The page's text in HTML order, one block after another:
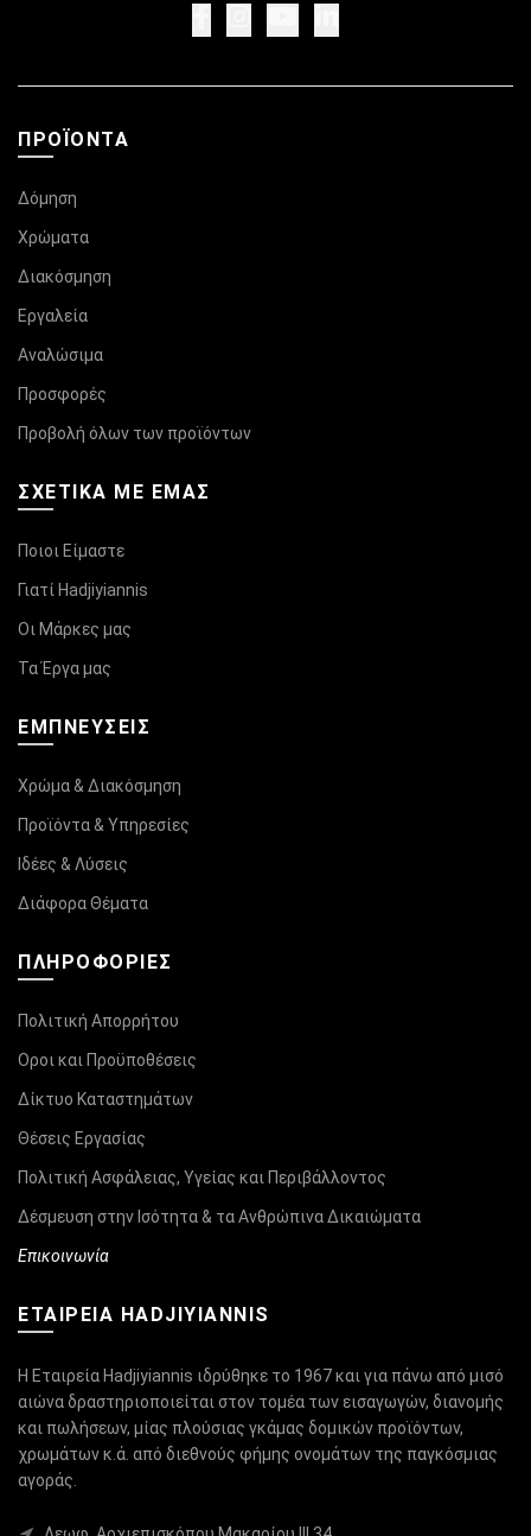
ΠΡΟΪΌΝΤΑ
Δόμηση
Χρώματα
Διακόσμηση
Εργαλεία
Αναλώσιμα
Προσφορές
Προβολή όλων των προϊόντων
ΣΧΕΤΙΚΆ ΜΕ ΕΜΑΣ
Ποιοι Είμαστε
Γιατί Hadjiyiannis
Οι Μάρκες μας
Τα Έργα μας
ΕΜΠΝΕΥΣΕΙΣ
Χρώμα & Διακόσμηση
Προϊόντα & Υπηρεσίες
Ιδέες & Λύσεις
Διάφορα Θέματα
ΠΛΗΡΟΦΟΡΊΕΣ
Πολιτική Απορρήτου
Οροι και Προϋποθέσεις
Δίκτυο Καταστημάτων
Θέσεις Εργασίας
Πολιτική Ασφάλειας, Υγείας και Περιβάλλοντος
Δέσμευση στην Ισότητα & τα Ανθρώπινα Δικαιώματα
Επικοινωνία
ΕΤΑΙΡΕΙΑ HADJIYIANNIS
Η Εταιρεία Hadjiyiannis ιδρύθηκε το 1967 και για πάνω από μισό
αιώνα δραστηριοποιείται στον τομέα των εισαγωγών, διανομής
και πωλήσεων, μίας πλούσιας γκάμας δομικών προϊόντων,
χρωμάτων κ.ά. από διεθνούς φήμης ονομάτων της παγκόσμιας
αγοράς.